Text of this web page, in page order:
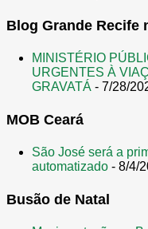
Blog Grande Recife
MINISTÉRIO
URGENTES À
GRAVATÁ - 7/28/
MOB Ceará
São José será a
automatizado - 8/4/
Busão de Natal